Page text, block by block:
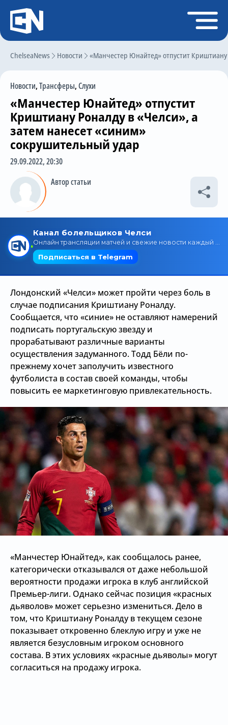
ChelseaNews Новости «Манчестер Юнайтед» отпустит
Новости,Трансферы,Слухи
«Манчестер Юнайтед» отпустит
Криштиану Роналду в «Челси», а
затем нанесет «синим»
сокрушительный удар
29.09.2022, 20:30
Автор статьи
Лондонский «Челси» может пройти через боль в
случае подписания Криштиану Роналду.
Сообщается, что «синие» не оставляют намерений
подписать португальскую звезду и
прорабатывают различные варианты
осуществления задуманного. Тодд Бёли по-
прежнему хочет заполучить известного
футболиста в состав своей команды, чтобы
повысить ее маркетинговую привлекательность.
«Манчестер Юнайтед», как сообщалось ранее,
категорически отказывался от даже небольшой
вероятности продажи игрока в клуб английской
Премьер-лиги. Однако сейчас позиция «красных
дьяволов» может серьезно измениться. Дело в
том, что Криштиану Роналду в текущем сезоне
показывает откровенно блеклую игру и уже не
является безусловным игроком основного
состава. В этих условиях «красные дьяволы» могут
согласиться на продажу игрока.
Регистрация
Главная
Чат
Трансферы
Слухи
История Челси
Статистика
Календарь игр
Состав команды
Поиск по сайту
Трансляции
О сайте
Контакты